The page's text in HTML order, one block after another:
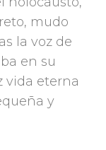
mudo
la voz de
en su
vida eterna
y